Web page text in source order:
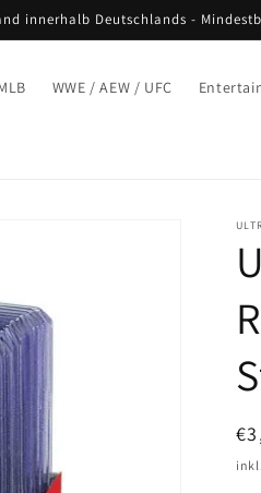
innerhalb Deutschlands -
WWE / AEW / UFC